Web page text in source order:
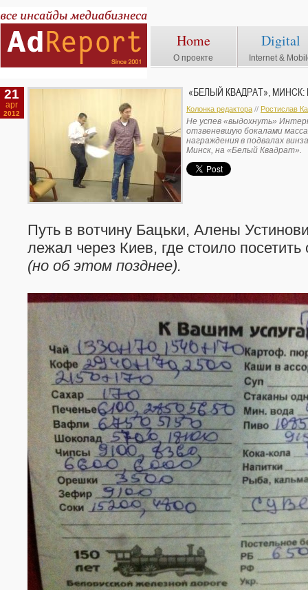
Home
О проекте
Digital
Internet &
21
apr
2012
«БЕЛЫЙ КВАДРАТ»,
Колонка редактора // Ростислав
Не успев «выдохнуть»
отзвеневшую бокалами
награждения в подвалах
Минск, на «Белый Квадрат».
Путь в вотчину Бацьки, Алены
лежал через Киев, где стоило
(но об этом позднее).